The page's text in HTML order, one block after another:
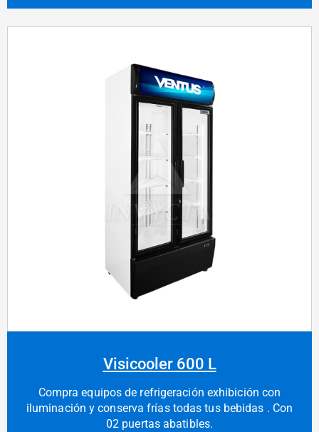
Visicooler 600 L
Compra equipos de refrigeración exhibición con
iluminación y conserva frías todas tus bebidas . Con
02 puertas abatibles.